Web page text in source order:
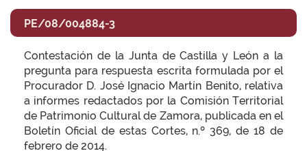
PE/08/004884-3
Contestación de la Junta de Castilla y León a la
pregunta para respuesta escrita formulada por el
Procurador D. José Ignacio Martín Benito, relativa
a informes redactados por la Comisión Territorial
de Patrimonio Cultural de Zamora, publicada en el
Boletín Oficial de estas Cortes, n.º 369, de 18 de
febrero de 2014.